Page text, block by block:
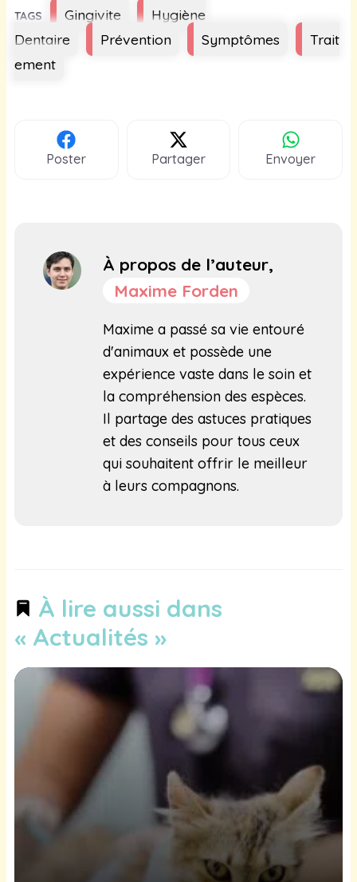
Étiquettes
Gingivite
Hygiène
Dentaire
Prévention Symptômes
Trait
ement
Poster Partager Envoyer
À propos de l’auteur,
Maxime Forden
Maxime a passé sa vie entouré
d'animaux et possède une
expérience vaste dans le soin et
la compréhension des espèces.
Il partage des astuces pratiques
et des conseils pour tous ceux
qui souhaitent offrir le meilleur
à leurs compagnons.
À lire aussi dans
« Actualités »